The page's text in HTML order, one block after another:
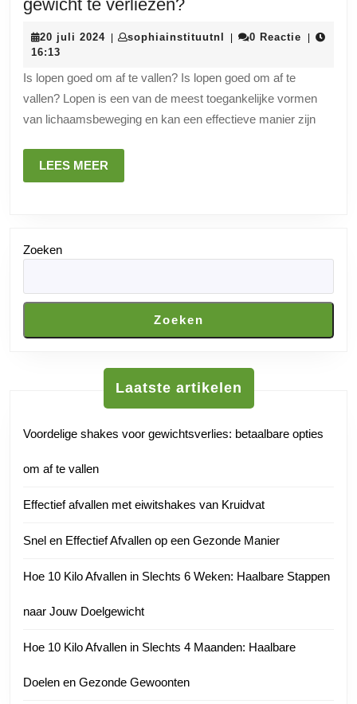
gewicht te verliezen?
een
manier
om
gewicht
20 juli 202420| sophiainstituutnl sophiainstituutnl
| 0 Reactie |
16:13
Is lopen goed om af te vallen? Is lopen goed om af te
vallen? Lopen is een van de meest toegankelijke vormen
van lichaamsbeweging en kan een effectieve manier zijn
LEES MEER
MEER
Zoeken
Zoeken
Laatste artikelen
Voordelige shakes voor gewichtsverlies: betaalbare opties
om af te vallen
Effectief afvallen met eiwitshakes van Kruidvat
Snel en Effectief Afvallen op een Gezonde Manier
Hoe 10 Kilo Afvallen in Slechts 6 Weken: Haalbare Stappen
naar Jouw Doelgewicht
Hoe 10 Kilo Afvallen in Slechts 4 Maanden: Haalbare
Doelen en Gezonde Gewoonten